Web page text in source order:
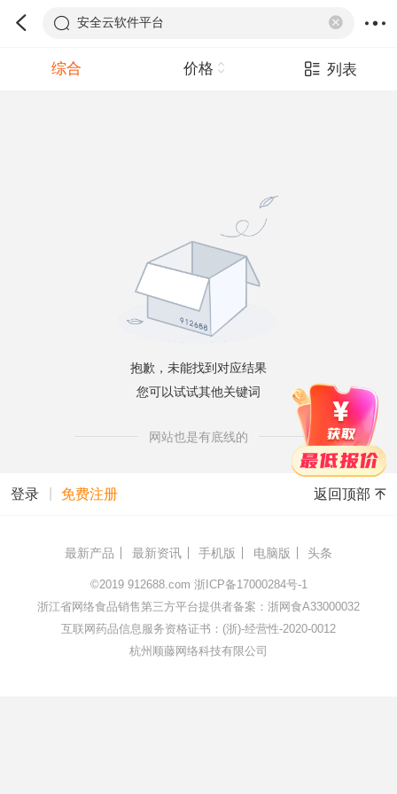
安全云软件平台
综合 价格 列表
抱歉，未能找到对应结果
您可以试试其他关键词
网站也是有底线的
登录 免费注册 返回顶部
最新产品 最新资讯 手机版 电脑版 头条
©2019 912688.com 浙ICP备17000284号-1
浙江省网络食品销售第三方平台提供者备案：浙网食A33000032
互联网药品信息服务资格证书：(浙)-经营性-2020-0012
杭州顺藤网络科技有限公司